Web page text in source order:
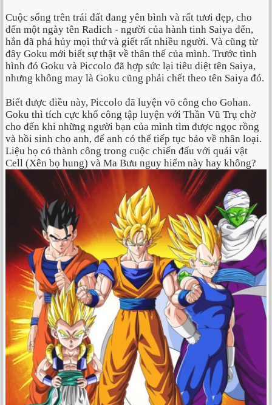
Cuộc sống trên trái đất đang yên bình và rất tươi đẹp, cho
đến một ngày tên Radich - người của hành tinh Saiya đến,
hắn đã phá hủy mọi thứ và giết rất nhiều người. Và cũng từ
đây Goku mới biết sự thật về thân thế của mình. Trước tình
hình đó Goku và Piccolo đã hợp sức lại tiêu diệt tên Saiya,
nhưng không may là Goku cũng phải chết theo tên Saiya đó.
Biết được điều này, Piccolo đã luyện võ công cho Gohan.
Goku thì tích cực khổ công tập luyện với Thần Vũ Trụ chờ
cho đến khi những người bạn của mình tìm được ngọc rồng
và hồi sinh cho anh, để anh có thể tiếp tục bảo về nhân loại.
Liệu họ có thành công trong cuộc chiến đấu với quái vật
Cell (Xên bọ hung) và Ma Bưu nguy hiểm này hay không?